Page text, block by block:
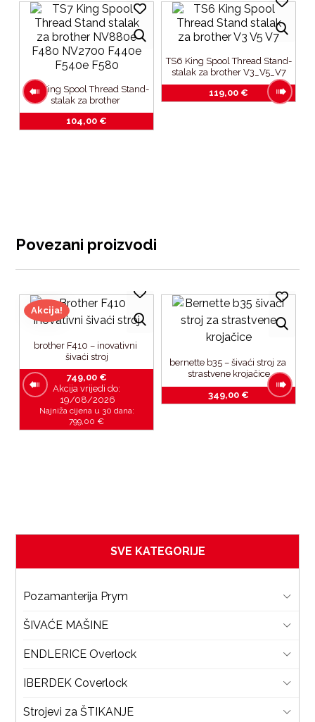
TS7 King Spool Thread Stand-
stalak za brother
NV880e_F480_NV2700_F4
40e_F540e_F580
104,00 €
TS6 King Spool Thread Stand-
stalak za brother V3_V5_V7
119,00 €
Povezani proizvodi
brother F410 – inovativni
šivaći stroj
749,00 €
Akcija vrijedi do:
19/08/2026
Najniža cijena u 30 dana:
799,00 €
Akcija!
bernette b35 – šivaći stroj za
strastvene krojačice
349,00 €
SVE KATEGORIJE
Pozamanterija Prym
ŠIVAĆE MAŠINE
ENDLERICE Overlock
IBERDEK Coverlock
Strojevi za ŠTIKANJE